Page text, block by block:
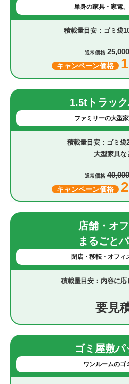
単身の家具・家電
ゴミ袋
通常価格 25,000
キャンペーン価格
1.5tトラッ
ファミリーの大型
ゴミ袋
大型家具な
通常価格 40,000
キャンペーン価格
店舗・オ
まるごと
閉店・移転・オフィ
内容に応
要見
ゴミ屋敷パ
ワンルームのゴ